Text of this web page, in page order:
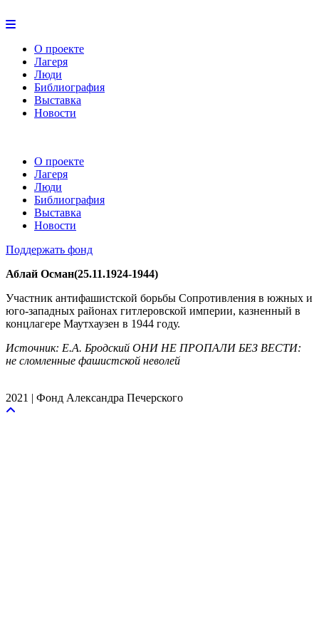
О проекте
Лагеря
Люди
Библиография
Выставка
Новости
О проекте
Лагеря
Люди
Библиография
Выставка
Новости
Поддержать фонд
Аблай Осман(25.11.1924-1944)
Участник антифашистской борьбы Сопротивления в южных и
юго-западных районах гитлеровской империи, казненный в
концлагере Маутхаузен в 1944 году.
Источник: Е.А. Бродский ОНИ НЕ ПРОПАЛИ БЕЗ ВЕСТИ:
не сломленные фашистской неволей
2021 | Фонд Александра Печерского